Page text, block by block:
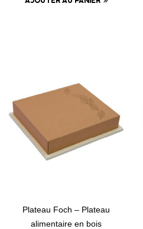
Plateau Foch – Plateau
alimentaire en bois